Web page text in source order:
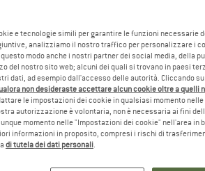
e tecnologie simili per garantire le funzioni necessarie
analizziamo il nostro traffico per personalizzare i
modo anche i nostri partner dei social media, della
del nostro sito web; alcuni dei quali si trovano in paesi
dati, ad esempio dall'accesso delle autorità. Cliccando
non desideraste accettare alcun cookie oltre a
le impostazioni dei cookie in qualsiasi momento
autorizzazione è volontaria, non è necessaria ai fini
momento nelle "Impostazioni dei cookie" nell'area in
informazioni in proposito, compresi i rischi di
di tutela dei dati personali